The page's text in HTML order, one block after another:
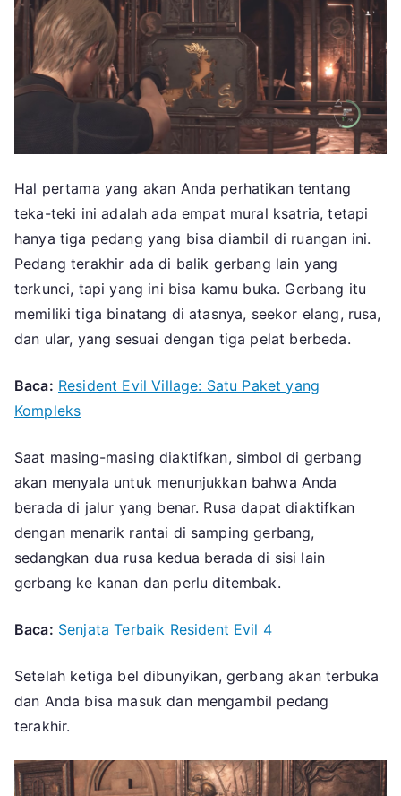
Hal pertama yang akan Anda perhatikan tentang
teka-teki ini adalah ada empat mural ksatria, tetapi
hanya tiga pedang yang bisa diambil di ruangan ini.
Pedang terakhir ada di balik gerbang lain yang
terkunci, tapi yang ini bisa kamu buka. Gerbang itu
memiliki tiga binatang di atasnya, seekor elang, rusa,
dan ular, yang sesuai dengan tiga pelat berbeda.
Baca: Resident Evil Village: Satu Paket yang
Kompleks
Saat masing-masing diaktifkan, simbol di gerbang
akan menyala untuk menunjukkan bahwa Anda
berada di jalur yang benar. Rusa dapat diaktifkan
dengan menarik rantai di samping gerbang,
sedangkan dua rusa kedua berada di sisi lain
gerbang ke kanan dan perlu ditembak.
Baca: Senjata Terbaik Resident Evil 4
Setelah ketiga bel dibunyikan, gerbang akan terbuka
dan Anda bisa masuk dan mengambil pedang
terakhir.